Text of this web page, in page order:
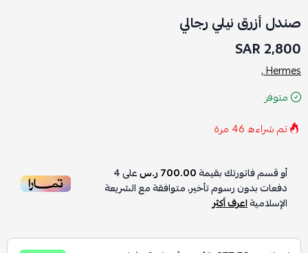
صندل أزرق نيلي رجالي
2,800 SAR
Hermes ,
متوفر
تم شراءه46 مرة
أو قسم فاتورتك بقيمة700.00 ر.س على4
دفعات بدون رسوم تأخير، متوافقة مع الشريعة
الإسلاميةاعرف أكثر